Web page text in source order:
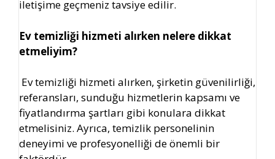
iletişime geçmeniz tavsiye edilir.
Ev temizliği hizmeti alırken nelere dikkat
etmeliyim?
Ev temizliği hizmeti alırken, şirketin güvenilirliği,
referansları, sunduğu hizmetlerin kapsamı ve
fiyatlandırma şartları gibi konulara dikkat
etmelisiniz. Ayrıca, temizlik personelinin
deneyimi ve profesyonelliği de önemli bir